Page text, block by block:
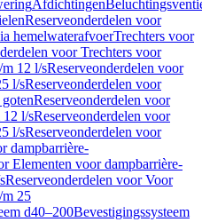
Afdichtingen
Reserveonderdelen voor
hemelwaterafvoerTrechters voor
voor Trechters voor
m 12 l/sReserveonderdelen voor
l/sReserveonderdelen voor
Reserveonderdelen voor
12 l/sReserveonderdelen voor
l/sReserveonderdelen voor
dampbarrière-
Elementen voor dampbarrière-
Reserveonderdelen voor Voor
m 25
d40–200Bevestigingssysteem